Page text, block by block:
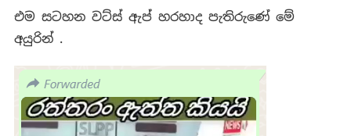
එම සටහන වට්ස් ඇප් හරහාද පැතිරුණේ මේ
අයුරින් .